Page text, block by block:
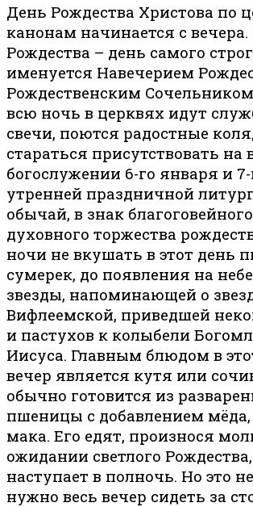
День Рождества Христова по
канонам начинается с
Рождества – день самого
именуется Навечерием
Рождественским
всю ночь в церквях идут
свечи, поются радостные
стараться присутствовать на
богослужении 6-го января и
утренней праздничной
обычай, в знак
духовного торжества
ночи не вкушать в этот день
сумерек, до появления на
звезды, напоминающей о
Вифлеемской, приведшей
и пастухов к колыбели
Иисуса. Главным блюдом в
вечер является кутя или
обычно готовится из
пшеницы с добавлением
мака. Его едят, произнося
ожидании светлого
наступает в полночь. Но это
нужно весь вечер сидеть за